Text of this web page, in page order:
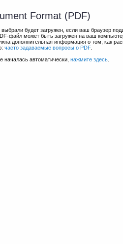
Format (PDF)
будет загружен, если ваш браузер
файл может быть загружен на ваш
дополнительная информация о том, как
часто задаваемые вопросы о PDF.
началась автоматически,нажмите здесь